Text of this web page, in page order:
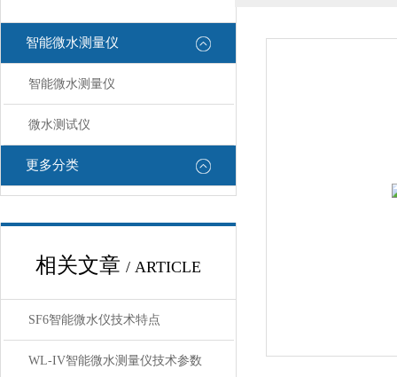
智能微水测量仪
智能微水测量仪
微水测试仪
更多分类
相关文章 / ARTICLE
SF6智能微水仪技术特点
WL-IV智能微水测量仪技术参数